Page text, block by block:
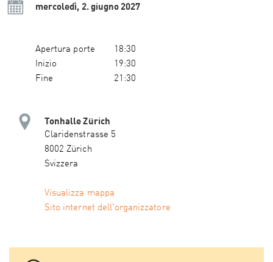
mercoledì, 2. giugno 2027
Apertura porte
18:30
Inizio
19:30
Fine
21:30
Tonhalle Zürich
Claridenstrasse 5
8002 Zürich
Svizzera
Visualizza mappa
Sito internet dell'organizzatore